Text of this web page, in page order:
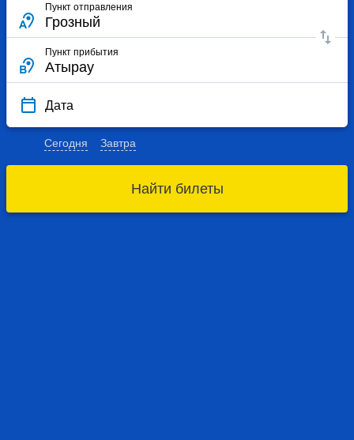
Пункт отправления
Пункт прибытия
Дата
Сегодня Завтра
Найти билеты